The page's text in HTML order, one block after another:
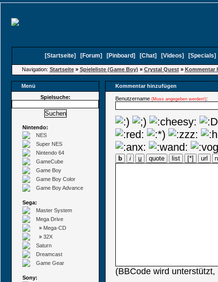
[Startseite] [Forum] [Pinboard] [Chat] [Videos] [Specials
Navigation: Startseite» Spieleliste (Game Boy) » Crystal Quest» Kommentar
Menü
Kommentar hinzufügen
Spielsuche:
Nintendo:
NES
Super NES
Nintendo 64
GameCube
Game Boy
Game Boy Color
Game Boy Advance
Sega:
Master System
Mega Drive
» Mega-CD
» 32X
Saturn
Dreamcast
Game Gear
Sony:
Benutzername (Muss angegeben werden!):
b i u quote list [*] url
(BBCode wird